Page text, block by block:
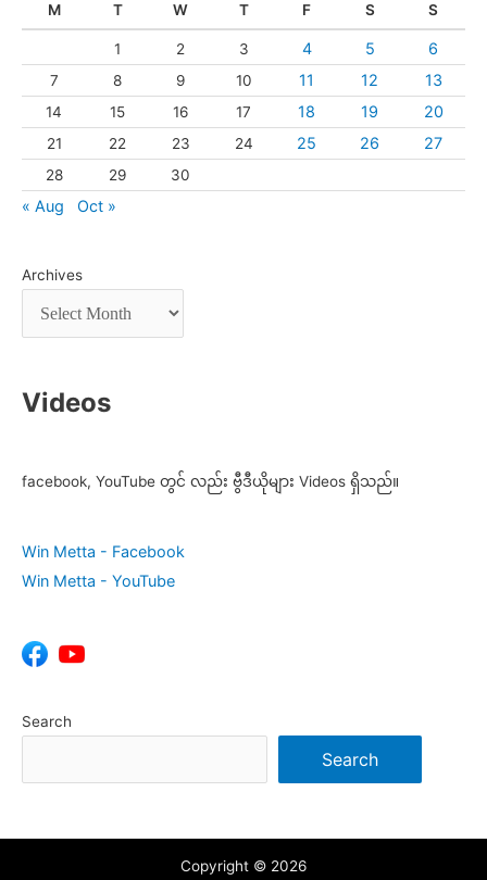
M T W T F S S
1 2 3 4 5 6
7 8 9 10 11 12 13
14 15 16 17 18 19 20
21 22 23 24 25 26 27
28 29 30
« Aug Oct »
Archives
Videos
facebook, YouTube တွင် လည်း ဗွီဒီယိုများ Videos ရှိသည်။
Win Metta - Facebook
Win Metta - YouTube
Search
Search
Copyright © 2026